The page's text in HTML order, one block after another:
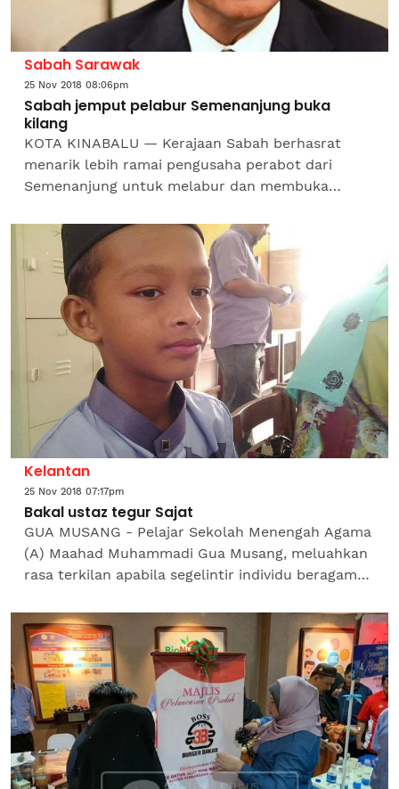
Sabah Sarawak
25 Nov 2018 08:06pm
Sabah jemput pelabur Semenanjung buka
kilang
KOTA KINABALU — Kerajaan Sabah berhasrat
menarik lebih ramai pengusaha perabot dari
Semenanjung untuk melabur dan membuka
mengadakan pertemuan sendiri...
Kelantan
25 Nov 2018 07:17pm
Bakal ustaz tegur Sajat
GUA MUSANG - Pelajar Sekolah Menengah Agama
(A) Maahad Muhammadi Gua Musang, meluahkan
rasa terkilan apabila segelintir individu beragama
agama.Menurut Juara...